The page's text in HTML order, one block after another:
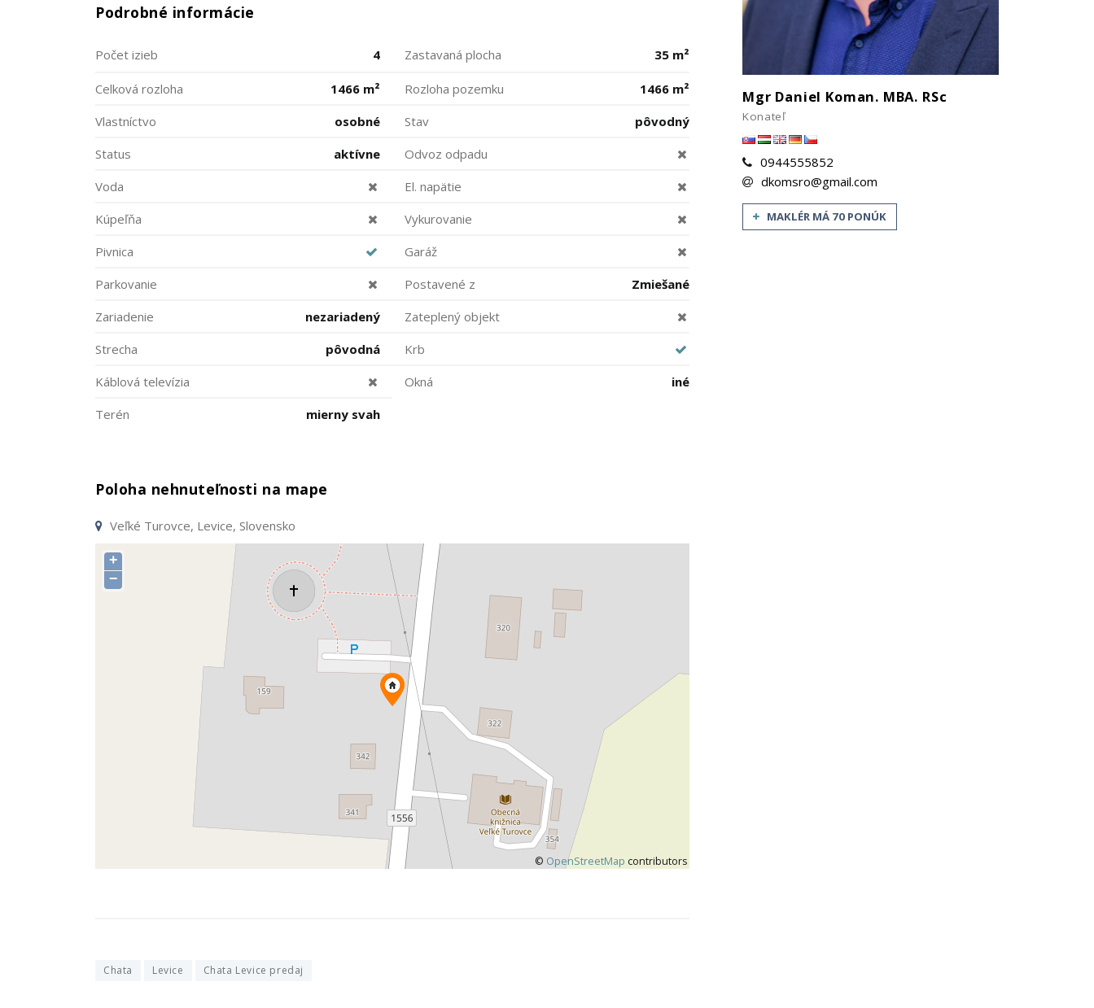
Podrobné informácie
Počet izieb 4 Zastavaná plocha 35 m²
Celková rozloha 1466 m² Rozloha pozemku
1466 m²
Vlastníctvo
osobné Stav
pôvodný
Status
aktívne
Odvoz odpadu
Voda
El. napätie
Kúpeľňa
Vykurovanie
Pivnica
Garáž
Parkovanie
Postavené z
Zmiešané
Zariadenie
nezariadený
Zateplený objekt
Strecha
pôvodná
Krb
Káblová televízia
Okná
iné
Terén
mierny svah
Poloha nehnuteľnosti na mape
Veľké Turovce, Levice, Slovensko
+
−
© OpenStreetMap contributors
Chata Levice Chata Levice predaj
Mgr Daniel Koman. MBA. RSc
Konateľ
0944555852
dkomsro@gmail.com
MAKLÉR MÁ 70 PONÚK